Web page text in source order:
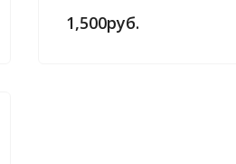
1,500руб.